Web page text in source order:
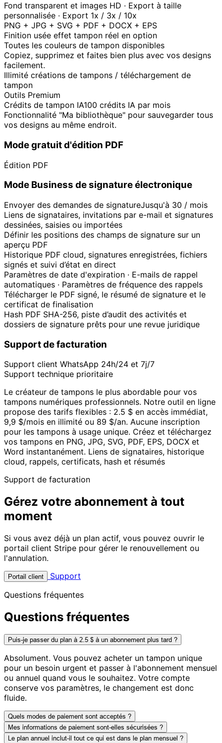
Fond transparent et images HD · Export à taille
personnalisée · Export 1x / 3x / 10x
PNG + JPG + SVG + PDF + DOCX + EPS
Finition usée effet tampon réel en option
Toutes les couleurs de tampon disponibles
Copiez, supprimez et faites bien plus avec vos designs
facilement.
Illimité créations de tampons / téléchargement de
tampon
Outils Premium
Crédits de tampon IA100 crédits IA par mois
Fonctionnalité "Ma bibliothèque" pour sauvegarder tous
vos designs au même endroit.
Mode gratuit d'édition PDF
Édition PDF
Mode Business de signature électronique
Envoyer des demandes de signatureJusqu'à 30 / mois
Liens de signataires, invitations par e-mail et signatures
dessinées, saisies ou importées
Définir les positions des champs de signature sur un
aperçu PDF
Historique PDF cloud, signatures enregistrées, fichiers
signés et suivi d’état en direct
Paramètres de date d'expiration · E-mails de rappel
automatiques · Paramètres de fréquence des rappels
Télécharger le PDF signé, le résumé de signature et le
certificat de finalisation
Hash PDF SHA-256, piste d’audit des activités et
dossiers de signature prêts pour une revue juridique
Support de facturation
Support client WhatsApp 24h/24 et 7j/7
Support technique prioritaire
Le créateur de tampons le plus abordable pour vos
tampons numériques professionnels. Notre outil en ligne
propose des tarifs flexibles : 2.5 $ en accès immédiat,
9,9 $/mois en illimité ou 89 $/an. Aucune inscription
pour les tampons à usage unique. Créez et téléchargez
vos tampons en PNG, JPG, SVG, PDF, EPS, DOCX et
Word instantanément. Liens de signataires, historique
cloud, rappels, certificats, hash et résumés
Support de facturation
Gérez votre abonnement à tout
moment
Si vous avez déjà un plan actif, vous pouvez ouvrir le
portail client Stripe pour gérer le renouvellement ou
l'annulation.
Portail client
Support
Questions fréquentes
Questions fréquentes
Puis-je passer du plan à 2.5 $ à un abonnement plus tard ?
Absolument. Vous pouvez acheter un tampon unique
pour un besoin urgent et passer à l'abonnement mensuel
ou annuel quand vous le souhaitez. Votre compte
conserve vos paramètres, le changement est donc
fluide.
Quels modes de paiement sont acceptés ?
Mes informations de paiement sont-elles sécurisées ?
Le plan annuel inclut-il tout ce qui est dans le plan mensuel ?